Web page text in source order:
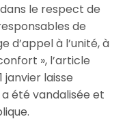
le respect de
de
d’appel à l’unité, à
», l’article
janvier laisse
été vandalisée et